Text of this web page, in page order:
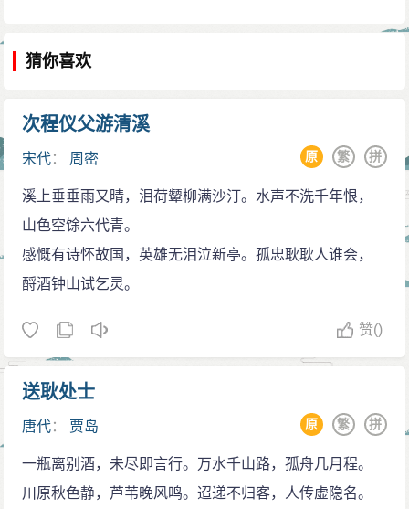
猜你喜欢
次程仪父游清溪
宋代： 周密 拼
繁
原
溪上垂垂雨又晴，泪荷颦柳满沙汀。水声不洗千年恨，
山色空馀六代青。
感慨有诗怀故国，英雄无泪泣新亭。孤忠耿耿人谁会，
酹酒钟山试乞灵。
赞()
送耿处士
唐代： 贾岛 拼
繁
原
一瓶离别酒，未尽即言行。万水千山路，孤舟几月程。
川原秋色静，芦苇晚风鸣。迢递不归客，人传虚隐名。